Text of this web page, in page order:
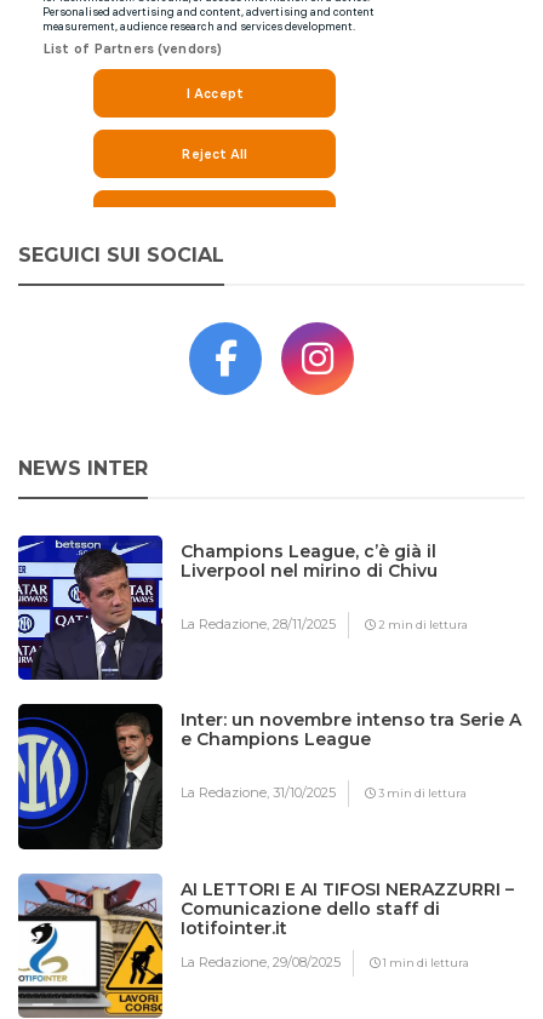
SEGUICI SUI SOCIAL
NEWS INTER
Champions League, c’è già il
Liverpool nel mirino di Chivu
La Redazione,28/11/2025 2 min di lettura
Inter: un novembre intenso tra Serie A
e Champions League
La Redazione,31/10/2025 3 min di lettura
AI LETTORI E AI TIFOSI NERAZZURRI –
Comunicazione dello staff di
Iotifointer.it
La Redazione,29/08/2025 1 min di lettura